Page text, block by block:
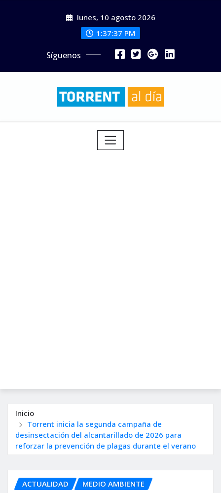
lunes, 10 agosto 2026
1:37:39 PM
Síguenos
Inicio
Torrent inicia la segunda campaña de
desinsectación del alcantarillado de 2026 para
reforzar la prevención de plagas durante el verano
ACTUALIDAD MEDIO AMBIENTE